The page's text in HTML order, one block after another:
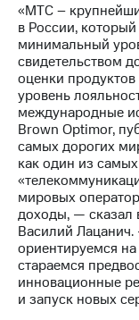
спикера
и акционерам
секретарь
ПАО
"МТС"
Собрания
Личный
«МТС –
в России,
минимальный
свидетельством
оценки
уровень
международные
Brown Optimor,
самых дорогих
как один из
мировых
доходы, — сказал
Василий
ориентируемся
стараемся
инновационные
и запуск новых